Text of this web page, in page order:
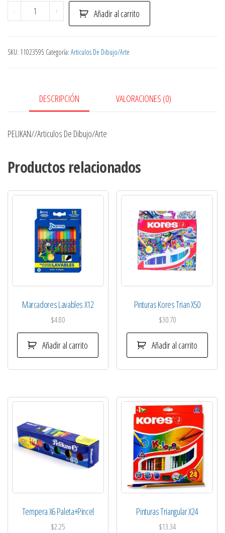
-
Marcadores
Colorella
X8
+ Añadir al carrito
SKU: 11023595 Categoría: Articulos De Dibujo/Arte
DESCRIPCIÓN VALORACIONES (0)
PELIKAN//Articulos De Dibujo/Arte
Productos relacionados
Marcadores Lavables X12
$4.80
Añadir al carrito
Pinturas Kores Trian X50
$30.70
Añadir al carrito
Tempera X6 Paleta+Pincel
$2.25
Pinturas Triangular X24
$13.34